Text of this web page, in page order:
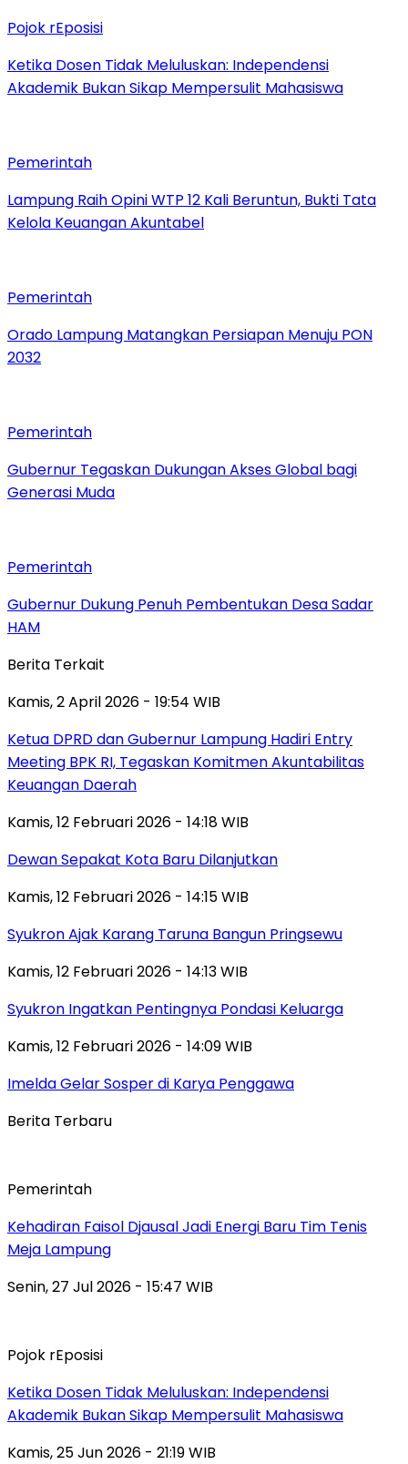
Pojok rEposisi
Ketika Dosen Tidak Meluluskan: Independensi
Akademik Bukan Sikap Mempersulit Mahasiswa
Pemerintah
Lampung Raih Opini WTP 12 Kali Beruntun, Bukti Tata
Kelola Keuangan Akuntabel
Pemerintah
Orado Lampung Matangkan Persiapan Menuju PON
2032
Pemerintah
Gubernur Tegaskan Dukungan Akses Global bagi
Generasi Muda
Pemerintah
Gubernur Dukung Penuh Pembentukan Desa Sadar
HAM
Berita Terkait
Kamis, 2 April 2026 - 19:54 WIB
Ketua DPRD dan Gubernur Lampung Hadiri Entry
Meeting BPK RI, Tegaskan Komitmen Akuntabilitas
Keuangan Daerah
Kamis, 12 Februari 2026 - 14:18 WIB
Dewan Sepakat Kota Baru Dilanjutkan
Kamis, 12 Februari 2026 - 14:15 WIB
Syukron Ajak Karang Taruna Bangun Pringsewu
Kamis, 12 Februari 2026 - 14:13 WIB
Syukron Ingatkan Pentingnya Pondasi Keluarga
Kamis, 12 Februari 2026 - 14:09 WIB
Imelda Gelar Sosper di Karya Penggawa
Berita Terbaru
Pemerintah
Kehadiran Faisol Djausal Jadi Energi Baru Tim Tenis
Meja Lampung
Senin, 27 Jul 2026 - 15:47 WIB
Pojok rEposisi
Ketika Dosen Tidak Meluluskan: Independensi
Akademik Bukan Sikap Mempersulit Mahasiswa
Kamis, 25 Jun 2026 - 21:19 WIB